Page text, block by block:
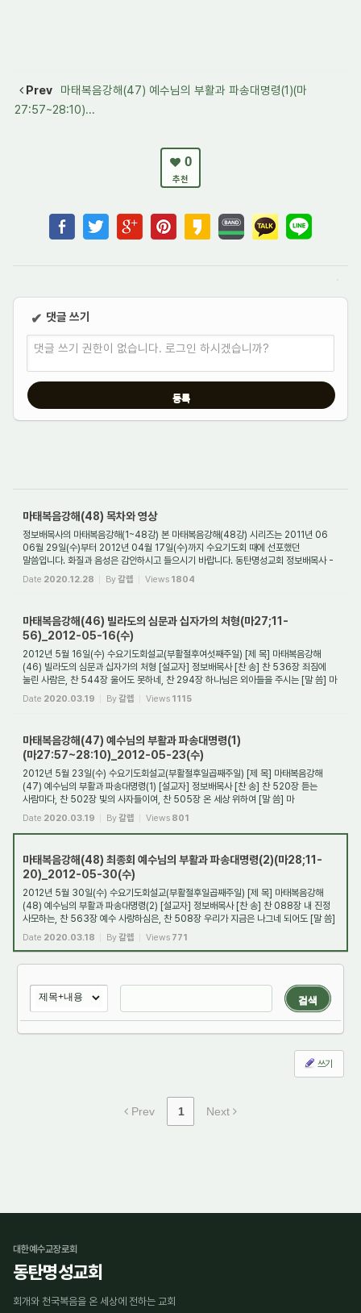
Prev
마태복음강해(47) 예수님의 부활과 파송대명령(1)(마
27:57~28:10)...
0
추천
✔ 댓글 쓰기
댓글 쓰기 권한이 없습니다. 로그인 하시겠습니까?
마태복음강해(48) 목차와 영상
정보배목사의 마태복음강해(1~48강) 본 마태복음강해(48강) 시리즈는 2011년 06
06월 29일(수)부터 2012년 04월 17일(수)까지 수요기도회 때에 선포했던
말씀입니다. 화질과 음성은 감안하시고 들으시기 바랍니다. 동탄명성교회 정보배목사 -
목 차 - 01. 마태...
Date 2020.12.28 By갈렙 Views 1804
마태복음강해(46) 빌라도의 심문과 십자가의 처형(마27;11-
56)_2012-05-16(수)
2012년 5월 16일(수) 수요기도회설교(부활절후여섯째주일) [제 목] 마태복음강해
(46) 빌라도의 심문과 십자가의 처형 [설교자] 정보배목사 [찬 송] 찬 536장 죄짐에
눌린 사람은, 찬 544장 울어도 못하네, 찬 294장 하나님은 외아들을 주시는 [말 씀] 마
27:11...
Date 2020.03.19 By갈렙 Views 1115
마태복음강해(47) 예수님의 부활과 파송대명령(1)
(마27:57~28:10)_2012-05-23(수)
2012년 5월 23일(수) 수요기도회설교(부활절후일곱째주일) [제 목] 마태복음강해
(47) 예수님의 부활과 파송대명령(1) [설교자] 정보배목사 [찬 송] 찬 520장 듣는
사람마다, 찬 502장 빛의 사자들이여, 찬 505장 온 세상 위하여 [말 씀] 마
27:57~28:10(신약 5...
Date 2020.03.19 By갈렙 Views 801
마태복음강해(48) 최종회 예수님의 부활과 파송대명령(2)(마28;11-
20)_2012-05-30(수)
2012년 5월 30일(수) 수요기도회설교(부활절후일곱째주일) [제 목] 마태복음강해
(48) 예수님의 부활과 파송대명령(2) [설교자] 정보배목사 [찬 송] 찬 088장 내 진정
사모하는, 찬 563장 예수 사랑하심은, 찬 508장 우리가 지금은 나그네 되어도 [말 씀]
마 27...
Date 2020.03.18 By갈렙 Views 771
검색
쓰기
Prev 1 Next
대한예수교장로회
동탄명성교회
회개와 천국복음을 온 세상에 전하는 교회